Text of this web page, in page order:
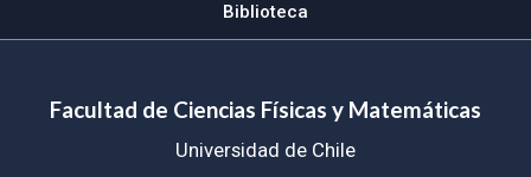
Biblioteca
Facultad de Ciencias Físicas y Matemáticas
Universidad de Chile